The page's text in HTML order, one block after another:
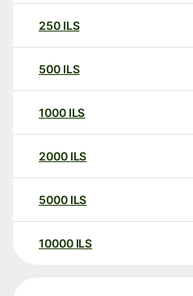
250 ILS
500 ILS
1000 ILS
2000 ILS
5000 ILS
10000 ILS